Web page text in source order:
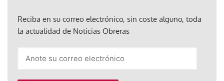
Reciba en su correo electrónico, sin coste alguno, toda
la actualidad de Noticias Obreras